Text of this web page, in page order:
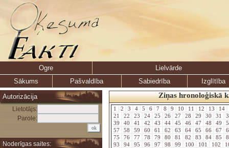
Ogre
Lielvārde
Sākums
Pašvaldība Sabiedrība
Izglītība
Autorizācija
Lietotājs:
Parole:
Noderīgas saites:
Ziņas hronoloģiskā
1 2 3 4 5 6 7 8 9 10 11 12 13 14
21
22 23 24 25 26 27 28 29 30 31
39
40 41 42 43 44 45 46 47 48 49
57
58 59 60 61 62 63 64 65 66 67
75
76 77 78 79 80 81 82 83 84 85
93
94 95 96 97 98 99 100 101 102